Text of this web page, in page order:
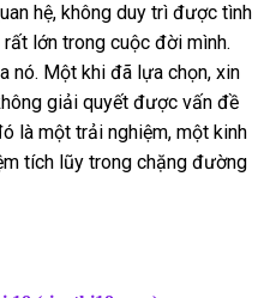
hệ, không duy trì được tình
lớn trong cuộc đời mình.
nó. Một khi đã lựa chọn, xin
giải quyết được vấn đề
là một trải nghiệm, một kinh
tích lũy trong chặng đường